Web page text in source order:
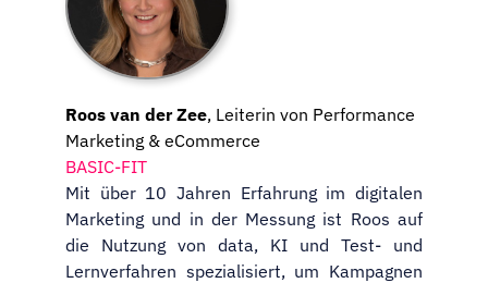
Roos van der Zee, Leiterin von Performance
Marketing & eCommerce
BASIC-FIT
Mit über 10 Jahren Erfahrung im digitalen
Marketing und in der Messung ist Roos auf
die Nutzung von data, KI und Test- und
Lernverfahren spezialisiert, um Kampagnen